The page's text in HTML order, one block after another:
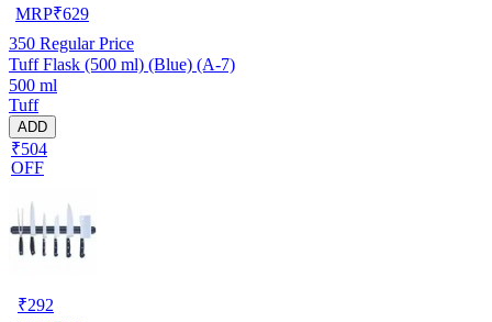
MRP₹629
350 Regular Price
Tuff Flask (500 ml) (Blue) (A-7)
500 ml
Tuff
ADD
₹504
OFF
₹292